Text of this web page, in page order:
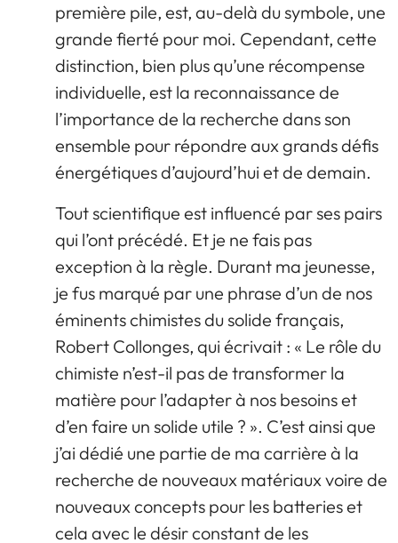
première pile, est, au-delà du symbole, une
grande fierté pour moi. Cependant, cette
distinction, bien plus qu’une récompense
individuelle, est la reconnaissance de
l’importance de la recherche dans son
ensemble pour répondre aux grands défis
énergétiques d’aujourd’hui et de demain.
Tout scientifique est influencé par ses pairs
qui l’ont précédé. Et je ne fais pas
exception à la règle. Durant ma jeunesse,
je fus marqué par une phrase d’un de nos
éminents chimistes du solide français,
Robert Collonges, qui écrivait : « Le rôle du
chimiste n’est-il pas de transformer la
matière pour l’adapter à nos besoins et
d’en faire un solide utile ? ». C’est ainsi que
j’ai dédié une partie de ma carrière à la
recherche de nouveaux matériaux voire de
nouveaux concepts pour les batteries et
cela avec le désir constant de les